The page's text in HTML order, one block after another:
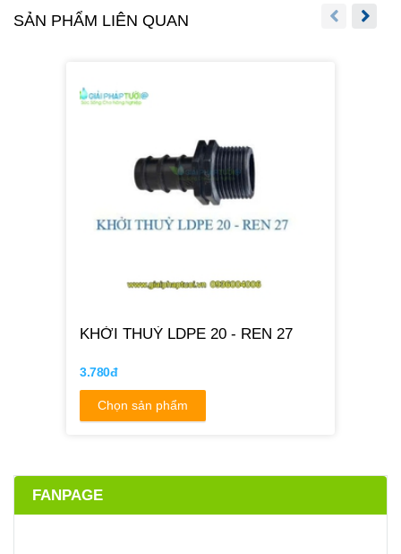
SẢN PHẨM LIÊN QUAN
KHỞI THUỶ LDPE 20 - REN 27
3.780đ
Chọn sản phẩm
FANPAGE